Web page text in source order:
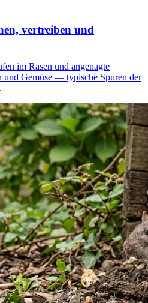
vertreiben und
im Rasen und angenagte
und Gemüse — typische Spuren der